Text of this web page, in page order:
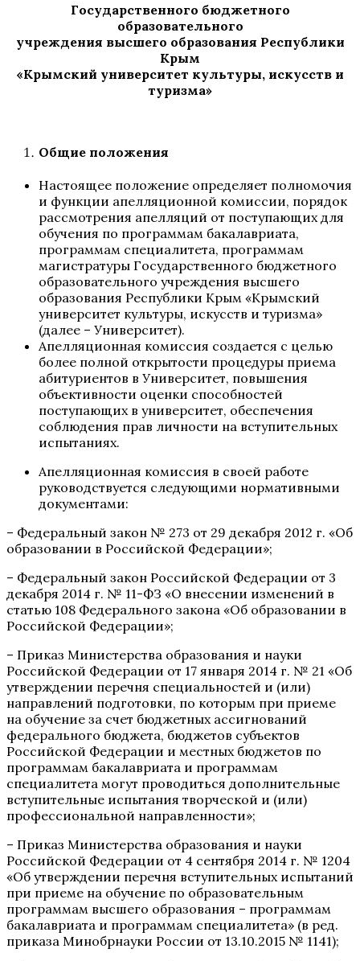
Государственного бюджетного
образовательного
учреждения высшего образования Республики
Крым
«Крымский университет культуры, искусств и
туризма»
Общие положения
Настоящее положение определяет полномочия
и функции апелляционной комиссии, порядок
рассмотрения апелляций от поступающих для
обучения по программам бакалавриата,
программам специалитета, программам
магистратуры Государственного бюджетного
образовательного учреждения высшего
образования Республики Крым «Крымский
университет культуры, искусств и туризма»
(далее – Университет).
Апелляционная комиссия создается с целью
более полной открытости процедуры приема
абитуриентов в Университет, повышения
объективности оценки способностей
поступающих в университет, обеспечения
соблюдения прав личности на вступительных
испытаниях.
Апелляционная комиссия в своей работе
руководствуется следующими нормативными
документами:
– Федеральный закон № 273 от 29 декабря 2012 г. «Об
образовании в Российской Федерации»;
– Федеральный закон Российской Федерации от 3
декабря 2014 г. № 11-ФЗ «О внесении изменений в
статью 108 Федерального закона «Об образовании в
Российской Федерации»;
– Приказ Министерства образования и науки
Российской Федерации от 17 января 2014 г. № 21 «Об
утверждении перечня специальностей и (или)
направлений подготовки, по которым при приеме
на обучение за счет бюджетных ассигнований
федерального бюджета, бюджетов субъектов
Российской Федерации и местных бюджетов по
программам бакалавриата и программам
специалитета могут проводиться дополнительные
вступительные испытания творческой и (или)
профессиональной направленности»;
– Приказ Министерства образования и науки
Российской Федерации от 4 сентября 2014 г. № 1204
«Об утверждении перечня вступительных испытаний
при приеме на обучение по образовательным
программам высшего образования – программам
бакалавриата и программам специалитета» (в ред.
приказа Минобрнауки России от 13.10.2015 № 1141);